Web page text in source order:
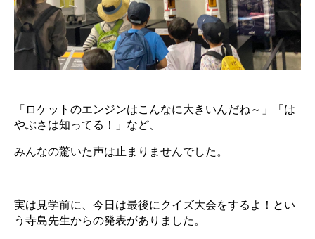
「ロケットのエンジンはこんなに大きいんだね～」「は
やぶさは知ってる！」など、
みんなの驚いた声は止まりませんでした。
実は見学前に、今日は最後にクイズ大会をするよ！とい
う寺島先生からの発表がありました。